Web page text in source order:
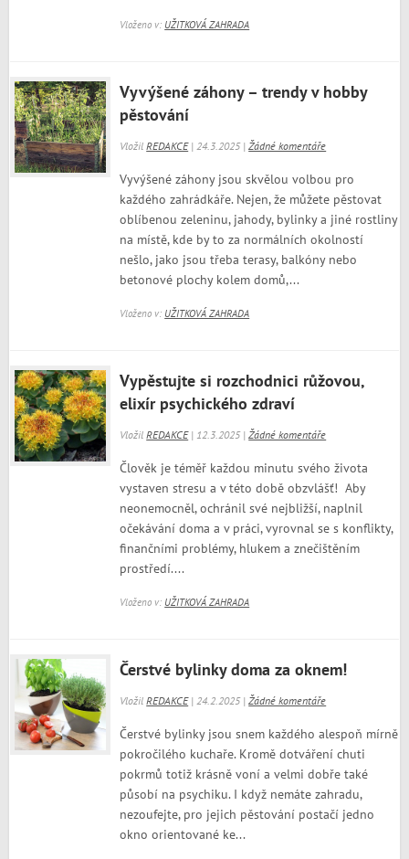
Vloženo v: UŽITKOVÁ ZAHRADA
Vyvýšené záhony – trendy v hobby
pěstování
VložilREDAKCE| 24.3.2025 |Žádné komentáře
Vyvýšené záhony jsou skvělou volbou pro
každého zahrádkáře. Nejen, že můžete pěstovat
oblíbenou zeleninu, jahody, bylinky a jiné rostliny
na místě, kde by to za normálních okolností
nešlo, jako jsou třeba terasy, balkóny nebo
betonové plochy kolem domů,...
Vloženo v: UŽITKOVÁ ZAHRADA
Vypěstujte si rozchodnici růžovou,
elixír psychického zdraví
VložilREDAKCE| 12.3.2025 |Žádné komentáře
Člověk je téměř každou minutu svého života
vystaven stresu a v této době obzvlášť! Aby
neonemocněl, ochránil své nejbližší, naplnil
očekávání doma a v práci, vyrovnal se s konflikty,
finančními problémy, hlukem a znečištěním
prostředí....
Vloženo v: UŽITKOVÁ ZAHRADA
Čerstvé bylinky doma za oknem!
VložilREDAKCE| 24.2.2025 |Žádné komentáře
Čerstvé bylinky jsou snem každého alespoň mírně
pokročilého kuchaře. Kromě dotváření chuti
pokrmů totiž krásně voní a velmi dobře také
působí na psychiku. I když nemáte zahradu,
nezoufejte, pro jejich pěstování postačí jedno
okno orientované ke...